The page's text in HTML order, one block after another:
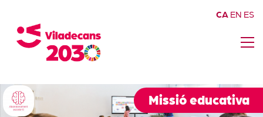
Missió educativa
CA EN ES